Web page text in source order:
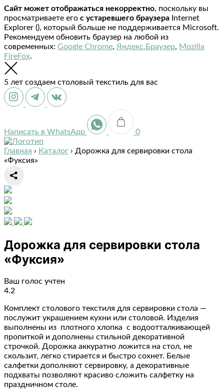
Сайт может отображаться некорректно, поскольку вы
просматриваете его с устаревшего браузера Internet
Explorer (), который больше не поддерживается Microsoft.
Рекомендуем обновить браузер на любой из
современных: Google Chrome, Яндекс.Браузер, Mozilla
FireFox.
5 лет создаем столовый текстиль для вас
Написать в WhatsApp 0
Главная › Каталог › Дорожка для сервировки стола
«Фуксия»
Дорожка для сервировки стола
«Фуксия»
Ваш голос учтен
4.2
Комплект столового текстиля для сервировки стола —
послужит украшением кухни или столовой. Изделия
выполнены из плотного хлопка с водоотталкивающей
пропиткой и дополнены стильной декоративной
строчкой. Дорожка аккуратно ложится на стол, не
скользит, легко стирается и быстро сохнет. Белые
салфетки дополняют сервировку, а декоративные
подхваты позволяют красиво сложить салфетку на
праздничном столе.